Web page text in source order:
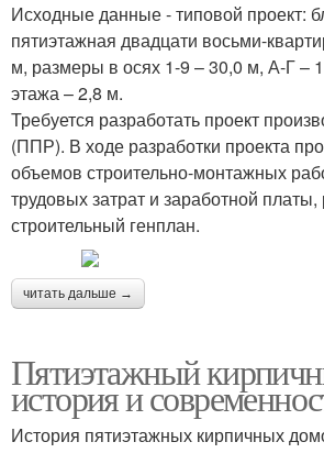
Исходные данные - типовой проект:
пятиэтажная двадцати восьми-
м, размеры в осях 1-9 – 30,0 м, А-Г –
этажа – 2,8 м.
Требуется разработать проект
(ППР). В ходе разработки проекта
объемов строительно-монтажных
трудовых затрат и заработной платы,
строительный генплан.
читать дальше →
Пятиэтажный
история и
История пятиэтажных кирпичных